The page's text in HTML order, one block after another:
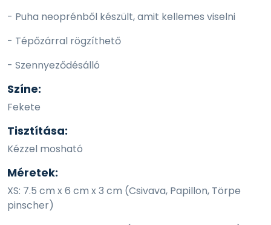
- Puha neoprénből készült, amit kellemes viselni
- Tépőzárral rögzíthető
- Szennyeződésálló
Színe:
Fekete
Tisztítása:
Kézzel mosható
Méretek:
XS: 7.5 cm x 6 cm x 3 cm (Csivava, Papillon, Törpe
pinscher)